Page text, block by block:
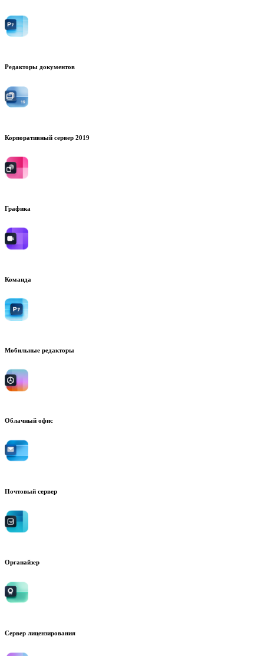
Редакторы документов
Корпоративный сервер 2019
Графика
Команда
Мобильные редакторы
Облачный офис
Почтовый сервер
Органайзер
Сервер лицензирования